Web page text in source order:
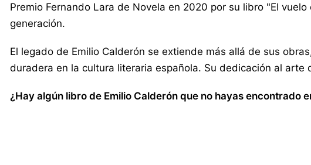
Premio Fernando Lara de Novela en 2020 por su libro "El
generación.
El legado de Emilio Calderón se extiende más allá de sus
duradera en la cultura literaria española. Su dedicación al
¿Hay algún libro de Emilio Calderón que no hayas